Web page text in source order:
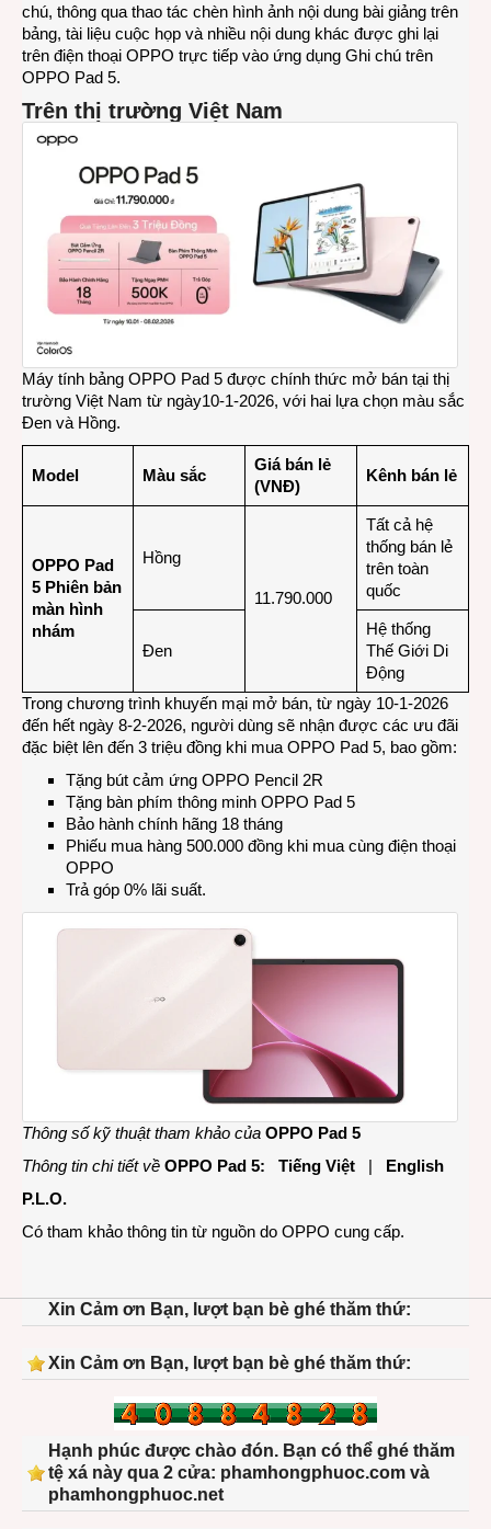
chú, thông qua thao tác chèn hình ảnh nội dung bài giảng trên
bảng, tài liệu cuộc họp và nhiều nội dung khác được ghi lại
trên điện thoại OPPO trực tiếp vào ứng dụng Ghi chú trên
OPPO Pad 5.
Trên thị trường Việt Nam
Máy tính bảng OPPO Pad 5 được chính thức mở bán tại thị
trường Việt Nam từ ngày10-1-2026, với hai lựa chọn màu sắc
Đen và Hồng.
Model Màu sắc
Giá bán lẻ
(VNĐ)
Kênh bán lẻ
OPPO Pad
5 Phiên bản
màn hình
nhám
Hồng
11.790.000
Tất cả hệ
thống bán lẻ
trên toàn
quốc
Đen
Hệ thống
Thế Giới Di
Động
Trong chương trình khuyến mại mở bán, từ ngày 10-1-2026
đến hết ngày 8-2-2026, người dùng sẽ nhận được các ưu đãi
đặc biệt lên đến 3 triệu đồng khi mua OPPO Pad 5, bao gồm:
Tặng bút cảm ứng OPPO Pencil 2R
Tặng bàn phím thông minh OPPO Pad 5
Bảo hành chính hãng 18 tháng
Phiếu mua hàng 500.000 đồng khi mua cùng điện thoại
OPPO
Trả góp 0% lãi suất.
Thông số kỹ thuật tham khảo của OPPO Pad 5
Thông tin chi tiết về OPPO Pad 5: Tiếng Việt |
English
P.L.O.
Có tham khảo thông tin từ nguồn do OPPO cung cấp.
Xin Cảm ơn Bạn, lượt bạn bè ghé thăm thứ:
Xin Cảm ơn Bạn, lượt bạn bè ghé thăm thứ:
Hạnh phúc được chào đón. Bạn có thể ghé thăm
tệ xá này qua 2 cửa: phamhongphuoc.com và
phamhongphuoc.net